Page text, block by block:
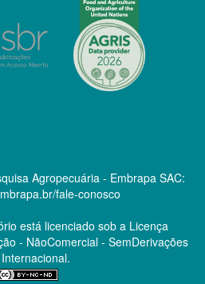
Agropecuária - Embrapa SAC:
fale-conosco
está licenciado sob a Licença
- NãoComercial - SemDerivações